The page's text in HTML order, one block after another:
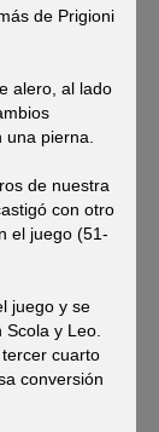
de Prigioni
alero, al lado
pierna.
de nuestra
con otro
el juego (51-
juego y se
y Leo.
cuarto
conversión